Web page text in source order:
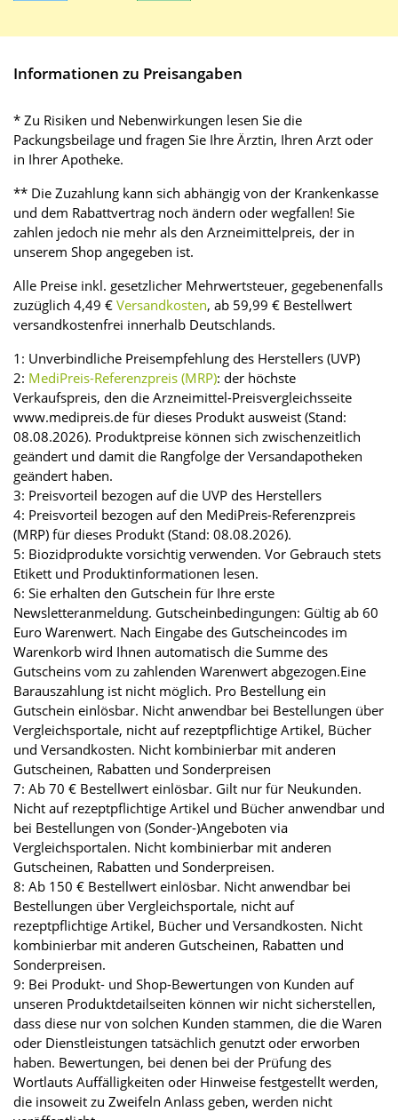
Informationen zu Preisangaben
* Zu Risiken und Nebenwirkungen lesen Sie die
Packungsbeilage und fragen Sie Ihre Ärztin, Ihren Arzt oder
in Ihrer Apotheke.
** Die Zuzahlung kann sich abhängig von der Krankenkasse
und dem Rabattvertrag noch ändern oder wegfallen! Sie
zahlen jedoch nie mehr als den Arzneimittelpreis, der in
unserem Shop angegeben ist.
Alle Preise inkl. gesetzlicher Mehrwertsteuer, gegebenenfalls
zuzüglich 4,49 € Versandkosten, ab 59,99 € Bestellwert
versandkostenfrei innerhalb Deutschlands.
1: Unverbindliche Preisempfehlung des Herstellers (UVP)
2: MediPreis-Referenzpreis (MRP): der höchste
Verkaufspreis, den die Arzneimittel-Preisvergleichsseite
www.medipreis.de für dieses Produkt ausweist (Stand:
08.08.2026). Produktpreise können sich zwischenzeitlich
geändert und damit die Rangfolge der Versandapotheken
geändert haben.
3: Preisvorteil bezogen auf die UVP des Herstellers
4: Preisvorteil bezogen auf den MediPreis-Referenzpreis
(MRP) für dieses Produkt (Stand: 08.08.2026).
5: Biozidprodukte vorsichtig verwenden. Vor Gebrauch stets
Etikett und Produktinformationen lesen.
6: Sie erhalten den Gutschein für Ihre erste
Newsletteranmeldung. Gutscheinbedingungen: Gültig ab 60
Euro Warenwert. Nach Eingabe des Gutscheincodes im
Warenkorb wird Ihnen automatisch die Summe des
Gutscheins vom zu zahlenden Warenwert abgezogen.Eine
Barauszahlung ist nicht möglich. Pro Bestellung ein
Gutschein einlösbar. Nicht anwendbar bei Bestellungen über
Vergleichsportale, nicht auf rezeptpflichtige Artikel, Bücher
und Versandkosten. Nicht kombinierbar mit anderen
Gutscheinen, Rabatten und Sonderpreisen
7: Ab 70 € Bestellwert einlösbar. Gilt nur für Neukunden.
Nicht auf rezeptpflichtige Artikel und Bücher anwendbar und
bei Bestellungen von (Sonder-)Angeboten via
Vergleichsportalen. Nicht kombinierbar mit anderen
Gutscheinen, Rabatten und Sonderpreisen.
8: Ab 150 € Bestellwert einlösbar. Nicht anwendbar bei
Bestellungen über Vergleichsportale, nicht auf
rezeptpflichtige Artikel, Bücher und Versandkosten. Nicht
kombinierbar mit anderen Gutscheinen, Rabatten und
Sonderpreisen.
9: Bei Produkt- und Shop-Bewertungen von Kunden auf
unseren Produktdetailseiten können wir nicht sicherstellen,
dass diese nur von solchen Kunden stammen, die die Waren
oder Dienstleistungen tatsächlich genutzt oder erworben
haben. Bewertungen, bei denen bei der Prüfung des
Wortlauts Auffälligkeiten oder Hinweise festgestellt werden,
die insoweit zu Zweifeln Anlass geben, werden nicht